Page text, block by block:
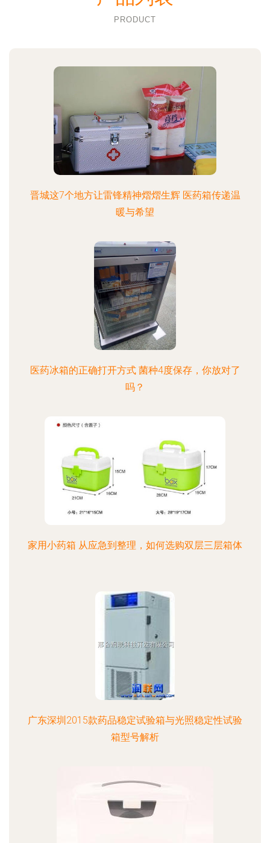
PRODUCT
晋城这7个地方让雷锋精神熠熠生辉 医药箱传递温
暖与希望
医药冰箱的正确打开方式 菌种4度保存，你放对了
吗？
家用小药箱 从应急到整理，如何选购双层三层箱体
广东深圳2015款药品稳定试验箱与光照稳定性试验
箱型号解析